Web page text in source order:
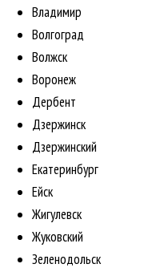
Владимир
Волгоград
Волжск
Воронеж
Дербент
Дзержинск
Дзержинский
Екатеринбург
Ейск
Жигулевск
Жуковский
Зеленодольск